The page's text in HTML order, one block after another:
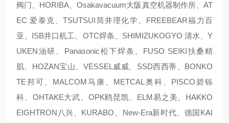
阀门、HORIBA、Osakavacuum大阪真空机器制作所、AT
EC 爱泰克、TSUTSUI筒井理化学、FREEBEAR福力百
亚、ISB井口机工、OTC焊条、SHIMIZUKOGYO 清水、Y
UKEN油研、Panasonic松下焊条、FUSO SEIKI扶桑精
肌、HOZAN宝山、VESSEL威威、SSD西西蒂、BONKO
TE邦可、MALCOM马康、METCAL奥科、PISCO碧铄
科、OHTAKE大武、OPK鸥琵凯、ELM易之美、HAKKO
EIGHTRON八兴、KURABO、New-Era新时代、德国KAI